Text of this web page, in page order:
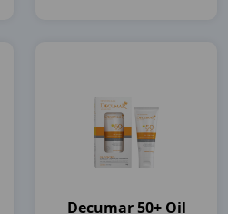
Decumar 50+ Oil